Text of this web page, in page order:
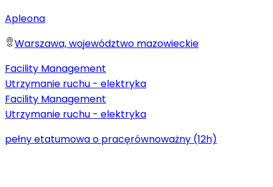
Apleona
Warszawa, województwo mazowieckie
Facility Management
Utrzymanie ruchu - elektryka
Facility Management
Utrzymanie ruchu - elektryka
pełny etatumowa o pracęrównoważny (12h)